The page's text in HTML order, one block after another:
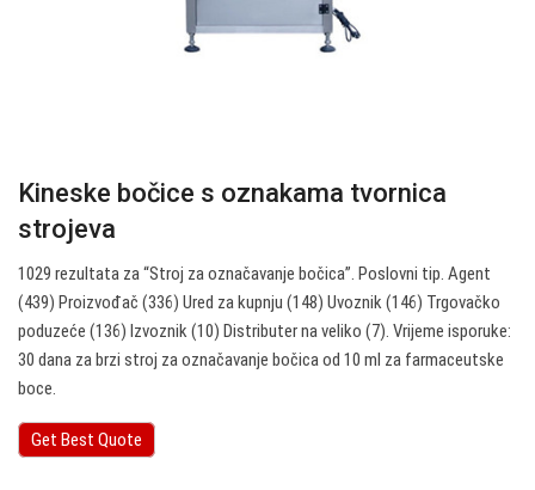
Kineske bočice s oznakama tvornica
strojeva
1029 rezultata za “Stroj za označavanje bočica”. Poslovni tip. Agent
(439) Proizvođač (336) Ured za kupnju (148) Uvoznik (146) Trgovačko
poduzeće (136) Izvoznik (10) Distributer na veliko (7). Vrijeme isporuke:
30 dana za brzi stroj za označavanje bočica od 10 ml za farmaceutske
boce.
Get Best Quote